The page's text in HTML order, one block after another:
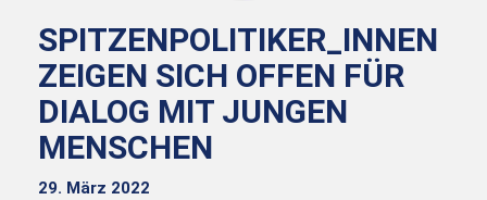
SPITZENPOLITIKER_INNEN
ZEIGEN SICH OFFEN FÜR
DIALOG MIT JUNGEN
MENSCHEN
29. März 2022